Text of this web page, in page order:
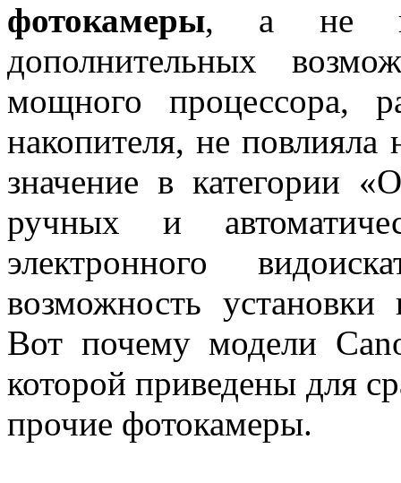
фотокамеры, а не
дополнительных
мощного процессора,
накопителя, не
значение в категории
ручных и
электронного
возможность
Вот почему модели
которой приведены для
прочие фотокамеры.